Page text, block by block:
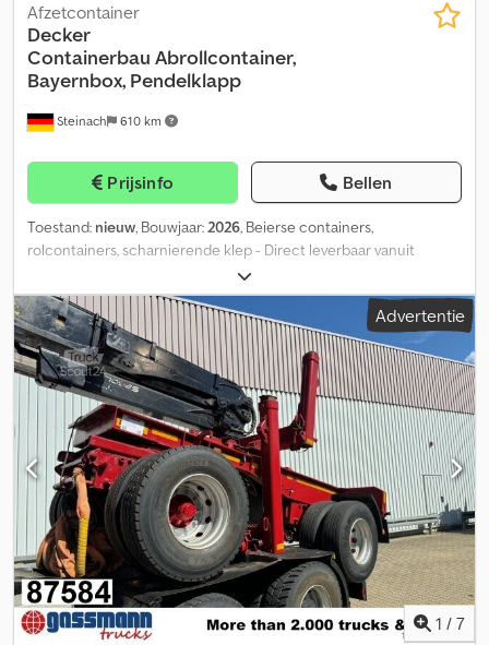
Steinach 610 km
Afzetcontainer
Decker
Containerbau Abrollcontainer,
Bayernbox, Pendelklapp
Prijsinfo Bellen
Toestand: nieuw, Bouwjaar:2026, Beierse containers,
rolcontainers, scharnierende klep - Direct leverbaar vanuit
voorraad in 94377 Steinach - - Onder voorbehoud van
tussenverkoop - Binnenafmetingen: L 5500 x B 2350 x H 800 mm -
Scharnierende klep overrijdbaar, met veerafstelling - 4 x sjoroog,
elk 2,5 ton, draaibaar, verzonken Bodem 5 mm, wand 4 mm
Onderframe INP 180 Versterkte opnamebeugel 60 mm UVV-
gekeurd volgens DIN 30722-1 (15.000 kg) Haakhoogte 1570 mm
Ppjbr Sszhatqsf Hrrow Dcedpfx Agjzqm Iys Uok Ncsbkk Igjzb Dbao
Dusu Rondomlopende, ronde buisframe 89/6 mm Afstand tussen
spanten, bodem 625 mm Breedte spanten 110 mm Buitenste
rollen zijn te smeren en te vervangen Aan de voorkant
schroefbare ladder in RAL 3002 karmijnrood
Wegverkeersvergrendeling met overdraaide borgveer Binnen-
en buitenkant geprimeerd Buitenkant extra voorzien van
kunstharslak in RAL 7015 leisteengrijs Geschikt voor aanhangers
van Pronar, Krampe, Fliegl Direct leverbaar vanuit voorraad in
94377 Steinach - Onder voorbehoud van tussenverkoop -
Betalingsvoorwaarden: 100% voor belading. De goederen blijven
Advertentie
1 / 7